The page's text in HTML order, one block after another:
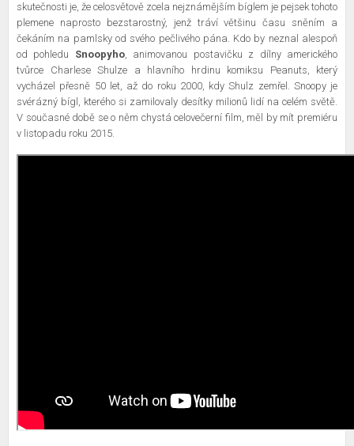
skutečnosti je, že celosvětově zcela nejznámějším bíglem je pejsek tohoto
plemene naprosto bezstarostný, jenž tráví většinu času sněním a
čekáním na pamlsky od svého pečlivého pána. Kdo by neznal alespoň
od pohledu Snoopyho, animovanou postavičku z dílny amerického
tvůrce Charlese Shulze a hlavního hrdinu komiksu Peanuts, který
vycházel přesně 50 let, až do roku 2000, kdy Shulz zemřel. Snoopy je
svérázný bígl, kterého si zamilovaly desítky milionů lidí na celém světě.
V současné době se o něm chystá celovečerní film, měl by mít premiéru
v listopadu roku 2015.